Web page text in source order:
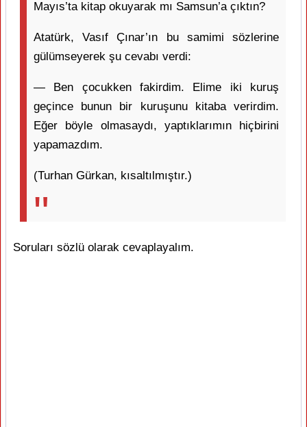
Mayıs’ta kitap okuyarak mı Samsun’a çıktın?
Atatürk, Vasıf Çınar’ın bu samimi sözlerine
gülümseyerek şu cevabı verdi:
— Ben çocukken fakirdim. Elime iki kuruş
geçince bunun bir kuruşunu kitaba verirdim.
Eğer böyle olmasaydı, yaptıklarımın hiçbirini
yapamazdım.
(Turhan Gürkan, kısaltılmıştır.)
Soruları sözlü olarak cevaplayalım.